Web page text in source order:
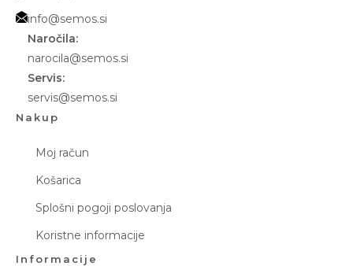
info@semos.si
Naročila:
narocila@semos.si
Servis:
servis@semos.si
Nakup
Moj račun
Košarica
Splošni pogoji poslovanja
Koristne informacije
Informacije